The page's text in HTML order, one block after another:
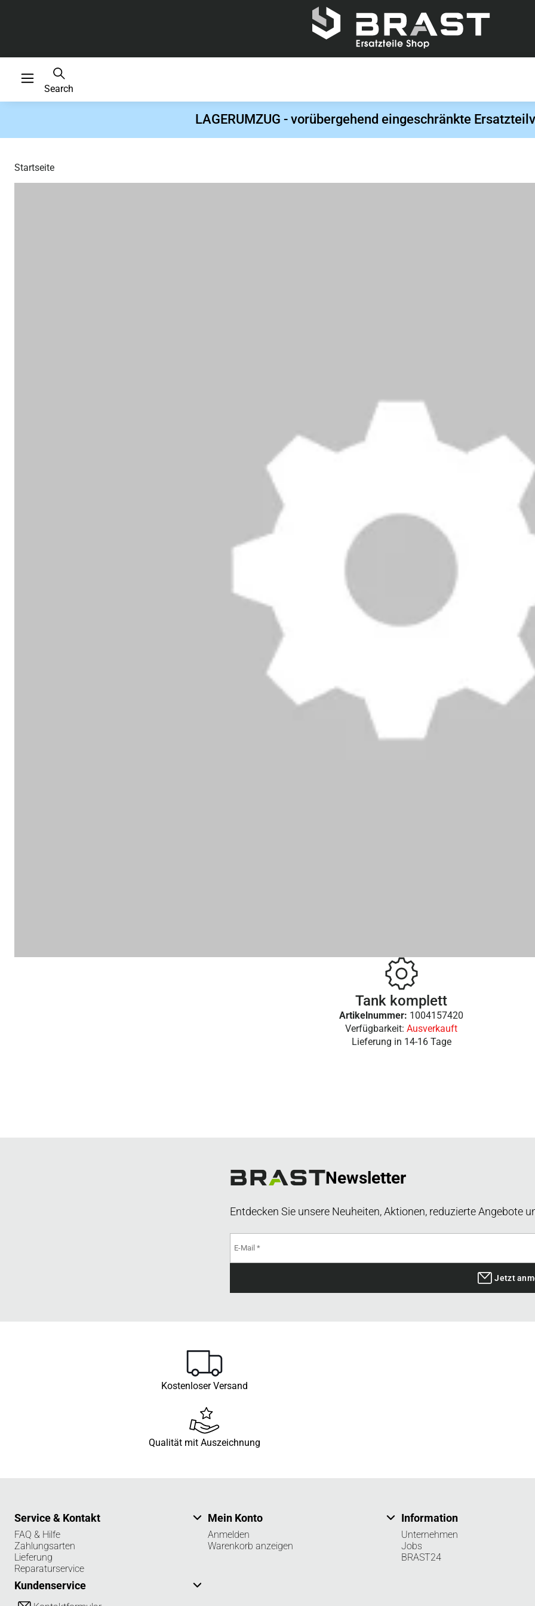
Search
LAGERUMZUG - vorübergehend eingeschränkte
Startseite
Tank komplett
Artikelnummer: 1004157420
Verfügbarkeit: Ausverkauft
Lieferung in 14-16 Tage
Newsletter
Entdecken Sie unsere Neuheiten, Aktionen, reduzierte Angebote
Jetzt
Kostenloser Versand
Qualität mit Auszeichnung
Service & Kontakt
FAQ & Hilfe
Zahlungsarten
Lieferung
Reparaturservice
Kundenservice
Mein Konto
Anmelden
Warenkorb anzeigen
Information
Unternehmen
Jobs
BRAST24